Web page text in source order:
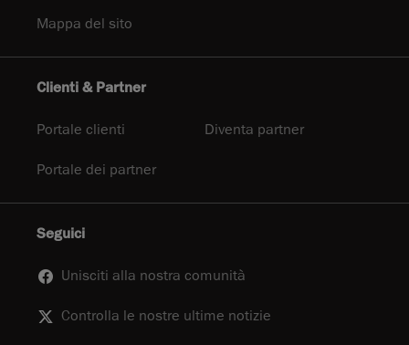
Mappa del sito
Clienti & Partner
Portale clienti Diventa partner
Portale dei partner
Seguici
Unisciti alla nostra comunità
Controlla le nostre ultime notizie